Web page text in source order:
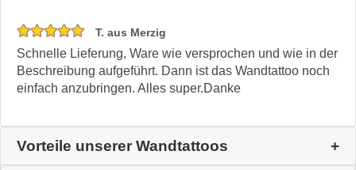
T. aus Merzig
Schnelle Lieferung, Ware wie versprochen und wie in der
Beschreibung aufgeführt. Dann ist das Wandtattoo noch
einfach anzubringen. Alles super.Danke
Vorteile unserer Wandtattoos